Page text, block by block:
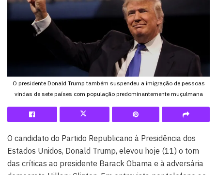
O presidente Donald Trump também suspendeu a imigração de pessoas
vindas de sete países com população predominantemente muçulmana
O candidato do Partido Republicano à Presidência dos
Estados Unidos, Donald Trump, elevou hoje (11) o tom
das críticas ao presidente Barack Obama e à adversária